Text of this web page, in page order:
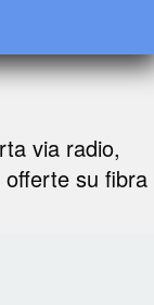
via radio,
su fibra